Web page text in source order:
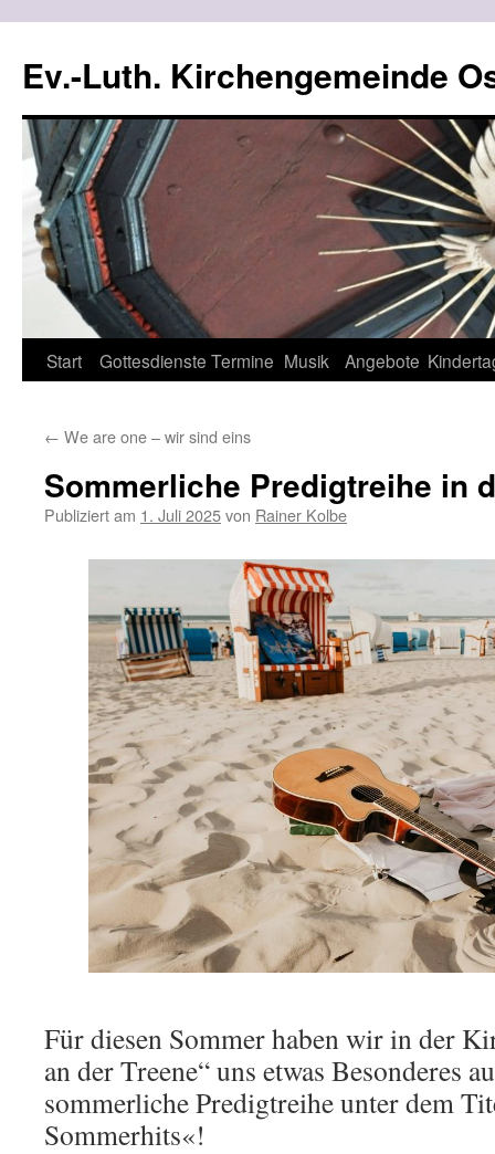
Ev.-Luth. Kirchengemeinde
Zum
springen
Start Gottesdienste Termine Musik Angebote
← We are one – wir sind eins
Sommerliche Predigtreihe in
Publiziert am 1. Juli 2025von Rainer Kolbe
Für diesen Sommer haben wir in der
an der Treene“ uns etwas Besonderes
sommerliche Predigtreihe unter dem
Sommerhits«!